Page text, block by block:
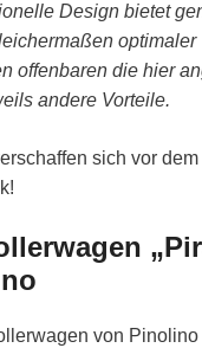
Design bietet
optimaler
offenbaren die hier
andere Vorteile.
sich vor
von